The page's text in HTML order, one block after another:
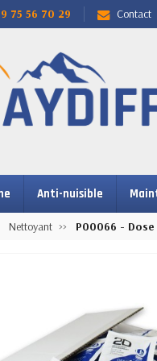
75 56 70 29 Contact
Anti-nuisible
Nettoyant P00066 - Dose